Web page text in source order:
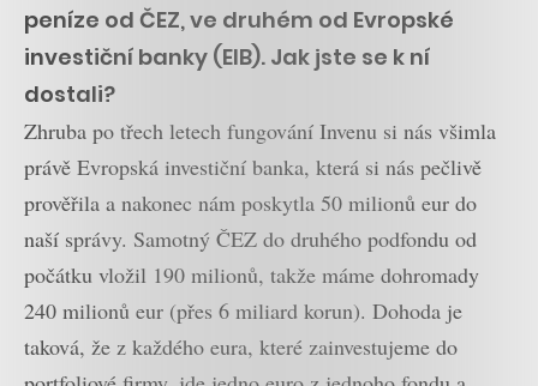
peníze od ČEZ, ve druhém od Evropské
investiční banky (EIB). Jak jste se k ní
dostali?
Zhruba po třech letech fungování Invenu si nás všimla
právě Evropská investiční banka, která si nás pečlivě
prověřila a nakonec nám poskytla 50 milionů eur do
naší správy. Samotný ČEZ do druhého podfondu od
počátku vložil 190 milionů, takže máme dohromady
240 milionů eur (přes 6 miliard korun). Dohoda je
taková, že z každého eura, které zainvestujeme do